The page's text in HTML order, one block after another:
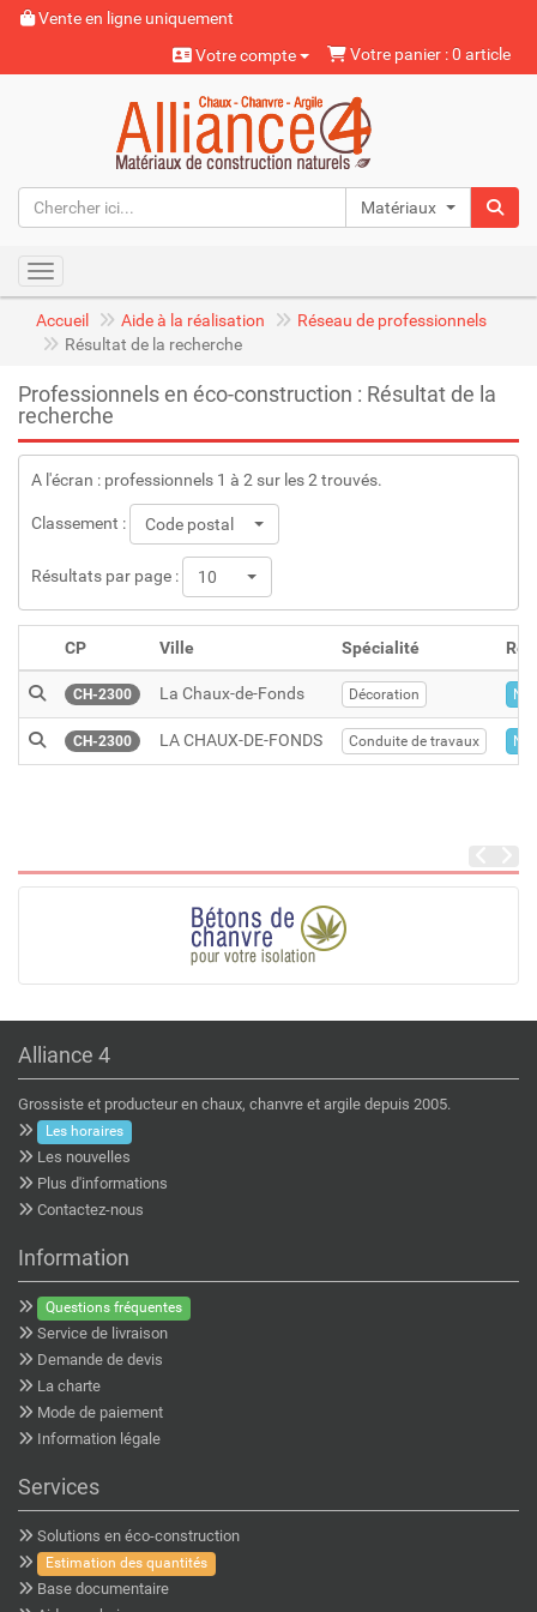
Vente en ligne uniquement
Votre compte
Votre panier : 0 article
Matériaux naturels
Toggle navigation
Accueil Aide à la réalisation
Réseau de professionnels
Résultat de la recherche
Professionnels en éco-construction : Résultat de la
recherche
A l'écran : professionnels 1 à 2 sur les 2 trouvés.
Classement : Code postal
Résultats par page : 10
CP Ville Spécialité
CH-2300 La Chaux-de-Fonds Décoration
CH-2300 LA CHAUX-DE-FONDS Conduite de travaux
Alliance 4
Grossiste et producteur en chaux, chanvre et argile depuis 2005.
Les horaires
Les nouvelles
Plus d'informations
Contactez-nous
Information
Questions fréquentes
Service de livraison
Demande de devis
La charte
Mode de paiement
Information légale
Services
Solutions en éco-construction
Estimation des quantités
Base documentaire